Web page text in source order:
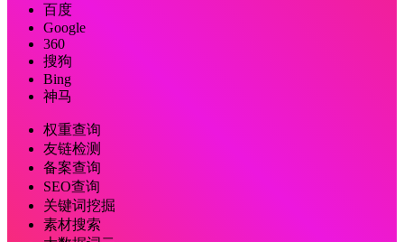
百度
Google
360
搜狗
Bing
神马
权重查询
友链检测
备案查询
SEO查询
关键词挖掘
素材搜索